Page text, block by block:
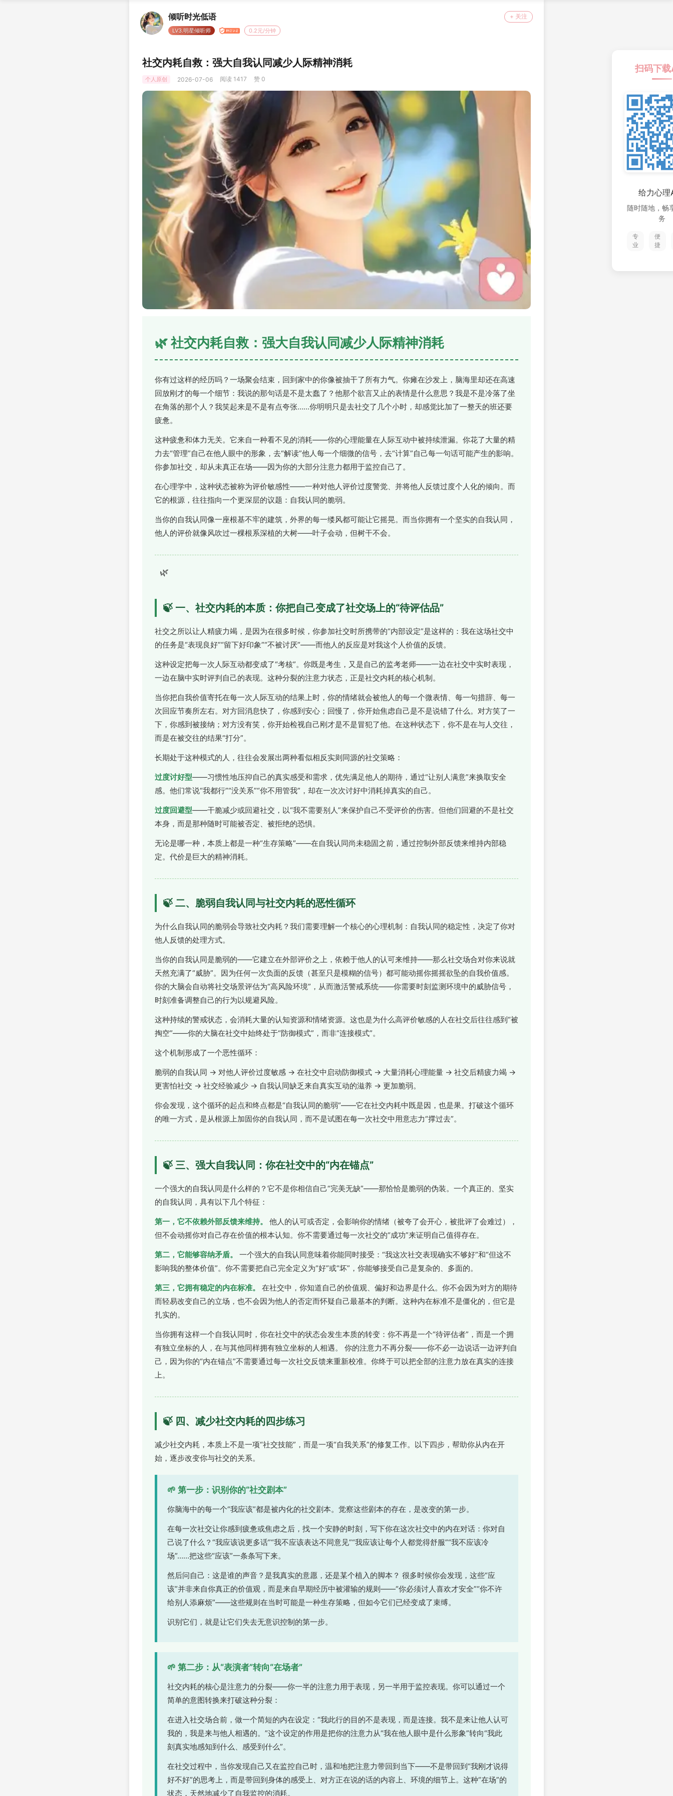
倾听时光低语 + 关注
LV3.明星倾听师 0.2元/分钟
社交内耗自救：强大自我认同减少人际精神消耗
个人原创 2026-07-06 阅读 1417 赞 0
🌿 社交内耗自救：强大自我认同减少人际精神消耗
你有过这样的经历吗？一场聚会结束，回到家中的你像被抽干了所有力气。你瘫在沙发上，脑海里却还在高速
回放刚才的每一个细节：我说的那句话是不是太蠢了？他那个欲言又止的表情是什么意思？我是不是冷落了坐
在角落的那个人？我笑起来是不是有点夸张……你明明只是去社交了几个小时，却感觉比加了一整天的班还要
疲惫。
这种疲惫和体力无关。它来自一种看不见的消耗——你的心理能量在人际互动中被持续泄漏。你花了大量的精
力去“管理”自己在他人眼中的形象，去“解读”他人每一个细微的信号，去“计算”自己每一句话可能产生的影响。
你参加社交，却从未真正在场——因为你的大部分注意力都用于监控自己了。
在心理学中，这种状态被称为评价敏感性——一种对他人评价过度警觉、并将他人反馈过度个人化的倾向。而
它的根源，往往指向一个更深层的议题：自我认同的脆弱。
当你的自我认同像一座根基不牢的建筑，外界的每一缕风都可能让它摇晃。而当你拥有一个坚实的自我认同，
他人的评价就像风吹过一棵根系深植的大树——叶子会动，但树干不会。
🌿
🍃 一、社交内耗的本质：你把自己变成了社交场上的“待评估品”
社交之所以让人精疲力竭，是因为在很多时候，你参加社交时所携带的“内部设定”是这样的：我在这场社交中
的任务是“表现良好”“留下好印象”“不被讨厌”——而他人的反应是对我这个人价值的反馈。
这种设定把每一次人际互动都变成了“考核”。你既是考生，又是自己的监考老师——一边在社交中实时表现，
一边在脑中实时评判自己的表现。这种分裂的注意力状态，正是社交内耗的核心机制。
当你把自我价值寄托在每一次人际互动的结果上时，你的情绪就会被他人的每一个微表情、每一句措辞、每一
次回应节奏所左右。对方回消息快了，你感到安心；回慢了，你开始焦虑自己是不是说错了什么。对方笑了一
下，你感到被接纳；对方没有笑，你开始检视自己刚才是不是冒犯了他。在这种状态下，你不是在与人交往，
而是在被交往的结果“打分”。
长期处于这种模式的人，往往会发展出两种看似相反实则同源的社交策略：
过度讨好型——习惯性地压抑自己的真实感受和需求，优先满足他人的期待，通过“让别人满意”来换取安全
感。他们常说“我都行”“没关系”“你不用管我”，却在一次次讨好中消耗掉真实的自己。
过度回避型——干脆减少或回避社交，以“我不需要别人”来保护自己不受评价的伤害。但他们回避的不是社交
本身，而是那种随时可能被否定、被拒绝的恐惧。
无论是哪一种，本质上都是一种“生存策略”——在自我认同尚未稳固之前，通过控制外部反馈来维持内部稳
定。代价是巨大的精神消耗。
🍃 二、脆弱自我认同与社交内耗的恶性循环
为什么自我认同的脆弱会导致社交内耗？我们需要理解一个核心的心理机制：自我认同的稳定性，决定了你对
他人反馈的处理方式。
当你的自我认同是脆弱的——它建立在外部评价之上，依赖于他人的认可来维持——那么社交场合对你来说就
天然充满了“威胁”。因为任何一次负面的反馈（甚至只是模糊的信号）都可能动摇你摇摇欲坠的自我价值感。
你的大脑会自动将社交场景评估为“高风险环境”，从而激活警戒系统——你需要时刻监测环境中的威胁信号，
时刻准备调整自己的行为以规避风险。
这种持续的警戒状态，会消耗大量的认知资源和情绪资源。这也是为什么高评价敏感的人在社交后往往感到“被
掏空”——你的大脑在社交中始终处于“防御模式”，而非“连接模式”。
这个机制形成了一个恶性循环：
脆弱的自我认同 → 对他人评价过度敏感 → 在社交中启动防御模式 → 大量消耗心理能量 → 社交后精疲力竭 →
更害怕社交 → 社交经验减少 → 自我认同缺乏来自真实互动的滋养 → 更加脆弱。
你会发现，这个循环的起点和终点都是“自我认同的脆弱”——它在社交内耗中既是因，也是果。打破这个循环
的唯一方式，是从根源上加固你的自我认同，而不是试图在每一次社交中用意志力“撑过去”。
🍃 三、强大自我认同：你在社交中的“内在锚点”
一个强大的自我认同是什么样的？它不是你相信自己“完美无缺”——那恰恰是脆弱的伪装。一个真正的、坚实
的自我认同，具有以下几个特征：
第一，它不依赖外部反馈来维持。
他人的认可或否定，会影响你的情绪（被夸了会开心，被批评了会难过），
但不会动摇你对自己存在价值的根本认知。你不需要通过每一次社交的“成功”来证明自己值得存在。
第二，它能够容纳矛盾。
一个强大的自我认同意味着你能同时接受：“我这次社交表现确实不够好”和“但这不
影响我的整体价值”。你不需要把自己完全定义为“好”或“坏”，你能够接受自己是复杂的、多面的。
第三，它拥有稳定的内在标准。
在社交中，你知道自己的价值观、偏好和边界是什么。你不会因为对方的期待
而轻易改变自己的立场，也不会因为他人的否定而怀疑自己最基本的判断。这种内在标准不是僵化的，但它是
扎实的。
当你拥有这样一个自我认同时，你在社交中的状态会发生本质的转变：你不再是一个“待评估者”，而是一个拥
有独立坐标的人，在与其他同样拥有独立坐标的人相遇。 你的注意力不再分裂——你不必一边说话一边评判自
己，因为你的“内在锚点”不需要通过每一次社交反馈来重新校准。你终于可以把全部的注意力放在真实的连接
上。
🍃 四、减少社交内耗的四步练习
减少社交内耗，本质上不是一项“社交技能”，而是一项“自我关系”的修复工作。以下四步，帮助你从内在开
始，逐步改变你与社交的关系。
🌱 第一步：识别你的“社交剧本”
你脑海中的每一个“我应该”都是被内化的社交剧本。觉察这些剧本的存在，是改变的第一步。
在每一次社交让你感到疲惫或焦虑之后，找一个安静的时刻，写下你在这次社交中的内在对话：你对自
己说了什么？“我应该说更多话”“我不应该表达不同意见”“我应该让每个人都觉得舒服”“我不应该冷
场”……把这些“应该”一条条写下来。
然后问自己：这是谁的声音？是我真实的意愿，还是某个植入的脚本？ 很多时候你会发现，这些“应
该”并非来自你真正的价值观，而是来自早期经历中被灌输的规则——“你必须讨人喜欢才安全”“你不许
给别人添麻烦”——这些规则在当时可能是一种生存策略，但如今它们已经变成了束缚。
识别它们，就是让它们失去无意识控制的第一步。
🌱 第二步：从“表演者”转向“在场者”
社交内耗的核心是注意力的分裂——你一半的注意力用于表现，另一半用于监控表现。你可以通过一个
简单的意图转换来打破这种分裂：
在进入社交场合前，做一个简短的内在设定：“我此行的目的不是表现，而是连接。我不是来让他人认可
我的，我是来与他人相遇的。”这个设定的作用是把你的注意力从“我在他人眼中是什么形象”转向“我此
刻真实地感知到什么、感受到什么”。
在社交过程中，当你发现自己又在监控自己时，温和地把注意力带回到当下——不是带回到“我刚才说得
好不好”的思考上，而是带回到身体的感受上、对方正在说的话的内容上、环境的细节上。这种“在场”的
状态，天然地减少了自我监控的消耗。
扫码下
给力心理
随时随地，畅
务
专
业
便
捷